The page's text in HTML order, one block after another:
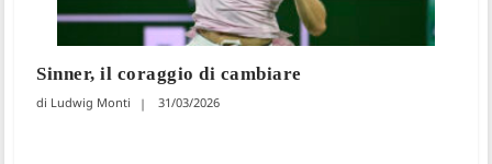
Sinner, il coraggio di cambiare
Ludwig Monti 31/03/2026